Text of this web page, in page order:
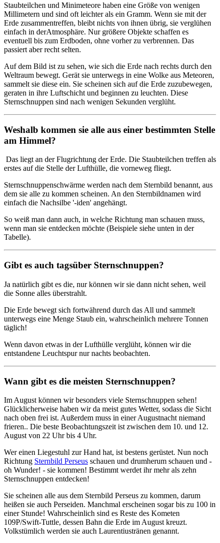
Staubteilchen und Minimeteore haben eine Größe von wenigen
Millimetern und sind oft leichter als ein Gramm. Wenn sie mit der
Erde zusammentreffen, bleibt nichts von ihnen übrig, sie verglühen
einfach in derAtmosphäre. Nur größere Objekte schaffen es
eventuell bis zum Erdboden, ohne vorher zu verbrennen. Das
passiert aber recht selten.
Auf dem Bild ist zu sehen, wie sich die Erde nach rechts durch den
Weltraum bewegt. Gerät sie unterwegs in eine Wolke aus Meteoren,
sammelt sie diese ein. Sie scheinen sich auf die Erde zuzubewegen,
geraten in ihre Luftschicht und beginnen zu leuchten. Diese
Sternschnuppen sind nach wenigen Sekunden verglüht.
Weshalb kommen sie alle aus einer bestimmten Stelle
am Himmel?
Das liegt an der Flugrichtung der Erde. Die Staubteilchen treffen als
erstes auf die Stelle der Lufthülle, die vorneweg fliegt.
Sternschnuppenschwärme werden nach dem Sternbild benannt, aus
dem sie alle zu kommen scheinen. An den Sternbildnamen wird
einfach die Nachsilbe '-iden' angehängt.
So weiß man dann auch, in welche Richtung man schauen muss,
wenn man sie entdecken möchte (Beispiele siehe unten in der
Tabelle).
Gibt es auch tagsüber Sternschnuppen?
Ja natürlich gibt es die, nur können wir sie dann nicht sehen, weil
die Sonne alles überstrahlt.
Die Erde bewegt sich fortwährend durch das All und sammelt
unterwegs eine Menge Staub ein, wahrscheinlich mehrere Tonnen
täglich!
Wenn davon etwas in der Lufthülle verglüht, können wir die
entstandene Leuchtspur nur nachts beobachten.
Wann gibt es die meisten Sternschnuppen?
Im August können wir besonders viele Sternschnuppen sehen!
Glücklicherweise haben wir da meist gutes Wetter, sodass die Sicht
nach oben frei ist. Außerdem muss in einer Augustnacht niemand
frieren.. Die beste Beobachtungszeit ist zwischen dem 10. und 12.
August von 22 Uhr bis 4 Uhr.
Wer einen Liegestuhl zur Hand hat, ist bestens gerüstet. Nun noch
Richtung Sternbild Perseus schauen und drumherum schauen und -
oh Wunder! - sie kommen! Bestimmt werdet ihr mehr als zehn
Sternschnuppen entdecken!
Sie scheinen alle aus dem Sternbild Perseus zu kommen, darum
heißen sie auch Perseiden. Manchmal erscheinen sogar bis zu 100 in
einer Stunde! Wahrscheinlich sind es Reste des Kometen
109P/Swift-Tuttle, dessen Bahn die Erde im August kreuzt.
Volkstümlich werden sie auch Laurentiustränen genannt.